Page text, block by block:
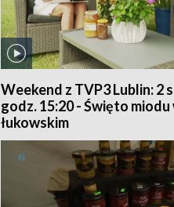
Weekend z TVP3 Lublin: 2
godz. 15:20 - Święto
łukowskim